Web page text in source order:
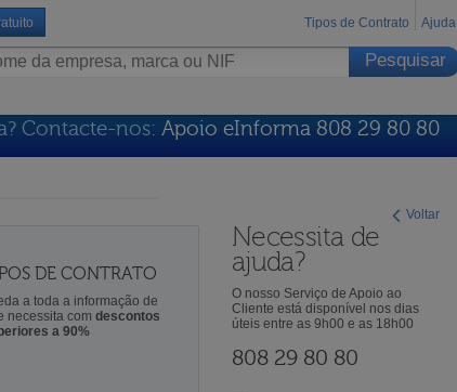
Tipos de Contrato Ajuda
Contacte-nos: Apoio eInforma 808 29 80 80
Voltar
DE CONTRATO
a toda a informação de
necessita comdescontos
a 90%
Necessita de
ajuda?
O nosso Serviço de Apoio ao
Cliente está disponível nos dias
úteis entre as 9h00 e as 18h00
808 29 80 80